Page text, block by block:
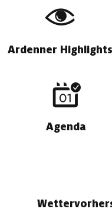
Ardenner Highlights
Agenda